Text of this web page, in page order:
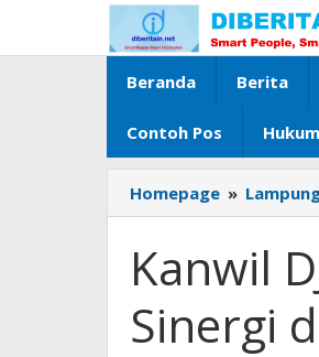
konten
Beranda Berita
Contoh Pos
Homepage »
Kanwil
Sinergi